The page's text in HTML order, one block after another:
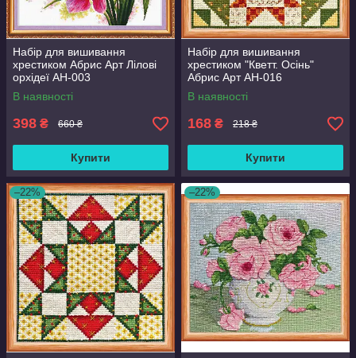
Набір для вишивання
хрестиком Абрис Арт Лілові
орхідеї AH-003
В наявності
398 ₴ 660 ₴
Купити
Набір для вишивання
хрестиком "Кветт. Осінь"
Абрис Арт AH-016
В наявності
168 ₴ 218 ₴
Купити
–22% –22%